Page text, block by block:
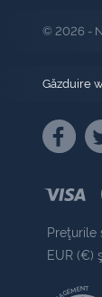
© 2026 -
Găzduire
Preţurile
EUR (€)